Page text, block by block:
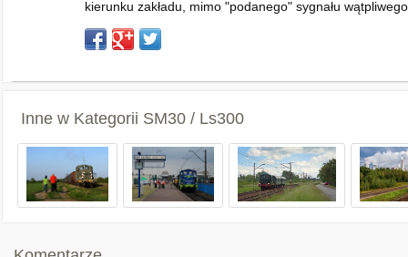
kierunku zakładu, mimo "podanego" sygnału
Inne w Kategorii SM30 / Ls300